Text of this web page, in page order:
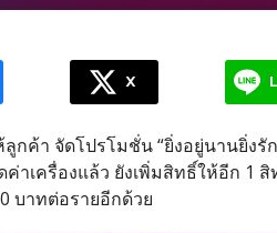
X
กค้า จัดโปรโมชั่น “ยิ่งอยู่นานยิ่ง
าเครื่องแล้ว ยังเพิ่มสิทธิ์ให้อีก 1
บาทต่อรายอีกด้วย